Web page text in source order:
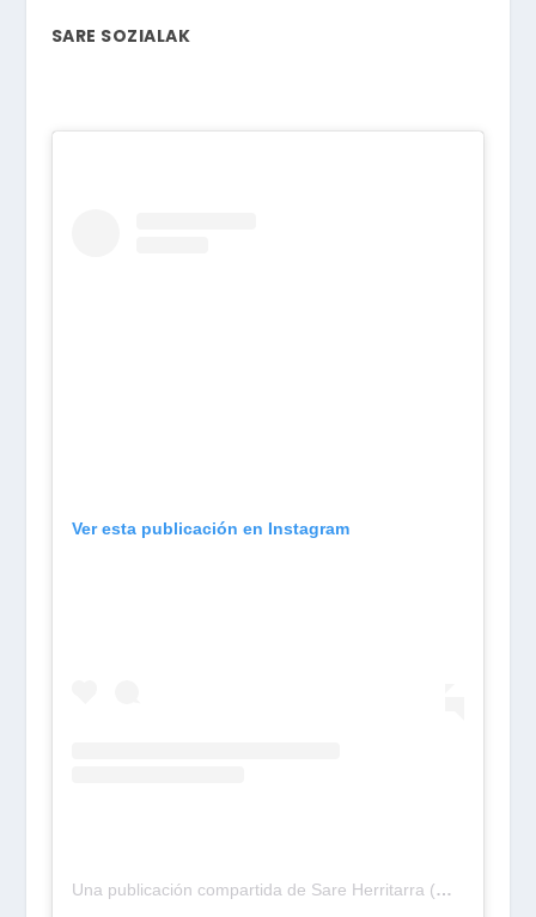
SARE SOZIALAK
Ver esta publicación en Instagram
Una publicación compartida de Sare Herritarra (@sareherritarra)